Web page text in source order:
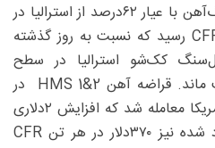
در ارزیابی روزانه قیمت‌ها، سنگ‌آهن با عیار ۶۲‌درصد از استرالیا در
چین به ۵/‏‏۱۰۴دلار در هر تن CFR رسید که نسبت به روز گذشته
کک‌شو استرالیا در سطح
۱/‏‏۱۹۱دلار در هر تن FOB ثابت ماند. قراضه آهن HMS 1&2 در
ترکیه با نرخ ۳۵۰دلار از مبدا آمریکا معامله شد که افزایش ۲دلاری
را نشان می‌دهد و قراضه خرد شده نیز ۳۷۰دلار در هر تن CFR